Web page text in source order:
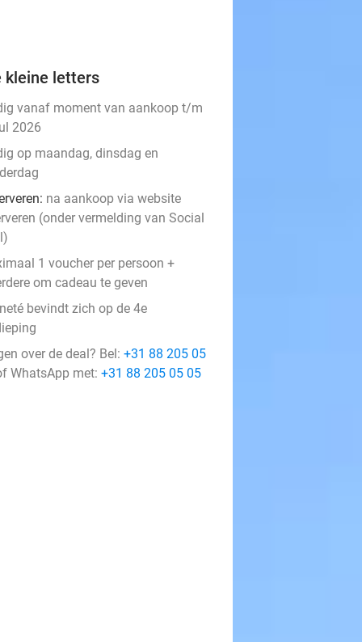
kleine letters
vanaf moment van aankoop t/m
2026
op maandag, dinsdag en
na aankoop via website
(onder vermelding van Social
1 voucher per persoon +
om cadeau te geven
bevindt zich op de 4e
over de deal? Bel: +31 88 205 05
WhatsApp met: +31 88 205 05 05